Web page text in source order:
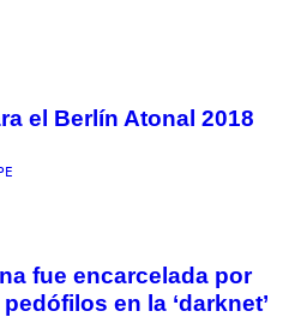
el Berlín Atonal 2018
fue encarcelada por
en la ‘darknet’